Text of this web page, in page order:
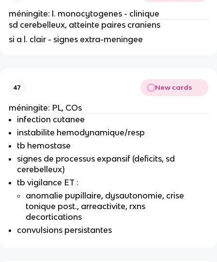
méningite: l. monocytogenes - clinique
sd cerebelleux, atteinte paires craniens
si a l. clair - signes extra-meningee
47 New cards
méningite: PL, COs
infection cutanee
instabilite hemodynamique/resp
tb hemostase
signes de processus expansif (deficits, sd
cerebelleux)
tb vigilance ET :
anomalie pupillaire, dysautonomie, crise
tonique post., arreactivite, rxns
decortications
convulsions persistantes